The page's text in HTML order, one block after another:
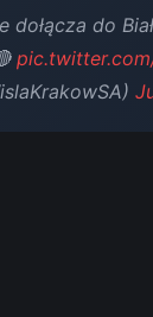
dołącza do